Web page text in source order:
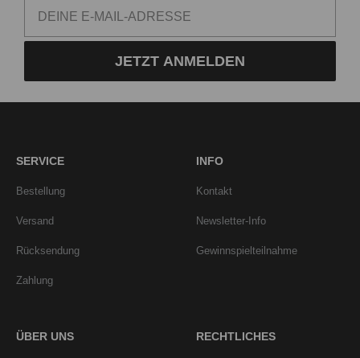
JETZT ANMELDEN
SERVICE
Bestellung
Versand
Rücksendung
Zahlung
INFO
Kontakt
Newsletter-Info
Gewinnspielteilnahme
ÜBER UNS RECHTLICHES